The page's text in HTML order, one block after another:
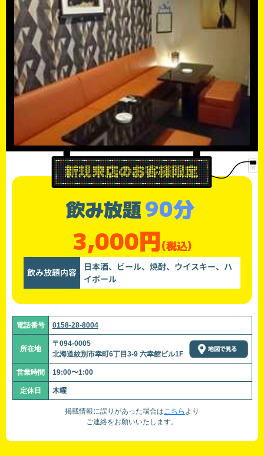
飲み放題90分
3,000円(税込)
飲み放題内容
日本酒、ビール、焼酎、ウイスキー、ハ
イボール
電話番号 0158-28-8004
所在地
〒094-0005
北海道紋別市幸町6丁目3-9 六幸館ビル1F
営業時間 19:00〜1:00
定休日 木曜
掲載情報に誤りがあった場合はこちら より
ご連絡をお願いいたします。